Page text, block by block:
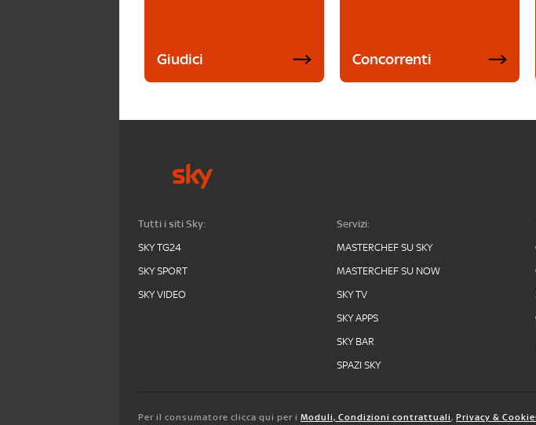
Giudici Concorrenti
Tutti i siti Sky:
SKY TG24
SKY SPORT
SKY VIDEO
Servizi:
MASTERCHEF SU SKY
MASTERCHEF SU NOW
SKY TV
SKY APPS
SKY BAR
SPAZI SKY
Per il consumatore clicca qui per i Moduli, Condizioni contrattuali, Privacy &